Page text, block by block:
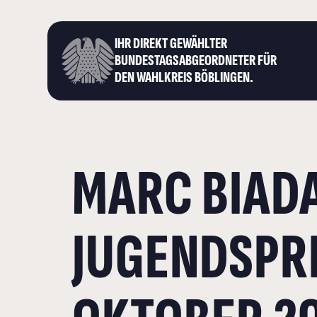
IHR DIREKT GEWÄHLTER
BUNDESTAGS­ABGEORDNETER FÜR
DEN WAHLKREIS BÖBLINGEN.
MARC